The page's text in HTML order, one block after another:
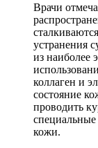
Врачи
устранения
из наиболее
коллаген и
состояние
проводить
кожи.